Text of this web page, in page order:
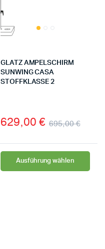
GLATZ AMPELSCHIRM
SUNWING CASA
STOFFKLASSE 2
695,00€
629,00 €
Ausführung wählen